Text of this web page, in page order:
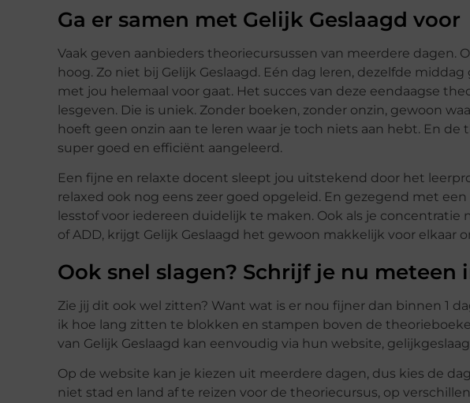
Ga er samen met Gelijk Geslaagd voor
Vaak geven aanbieders theoriecursussen van meerdere dagen.
hoog. Zo niet bij Gelijk Geslaagd. Eén dag leren, dezelfde
met jou helemaal voor gaat. Het succes van deze eendaagse
lesgeven. Die is uniek. Zonder boeken, zonder onzin, gewoon
hoeft geen onzin aan te leren waar je toch niets aan hebt. En
super goed en efficiënt aangeleerd.
Een fijne en relaxte docent sleept jou uitstekend door het
relaxed ook nog eens zeer goed opgeleid. En gezegend met
lesstof voor iedereen duidelijk te maken. Ook als je concentratie
of ADD, krijgt Gelijk Geslaagd het gewoon makkelijk voor elkaar
Ook snel slagen? Schrijf je nu meteen
Zie jij dit ook wel zitten? Want wat is er nou fijner dan binnen 1
ik hoe lang zitten te blokken en stampen boven de
van Gelijk Geslaagd kan eenvoudig via hun website,
Op de website kan je kiezen uit meerdere dagen, dus kies de
niet stad en land af te reizen voor de theoriecursus, op